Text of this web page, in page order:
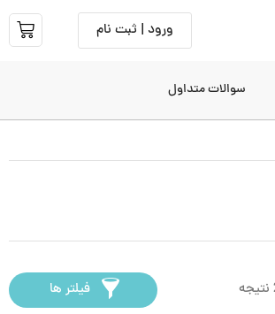
ورود | ثبت نام
سوالات متداول
فیلتر ها